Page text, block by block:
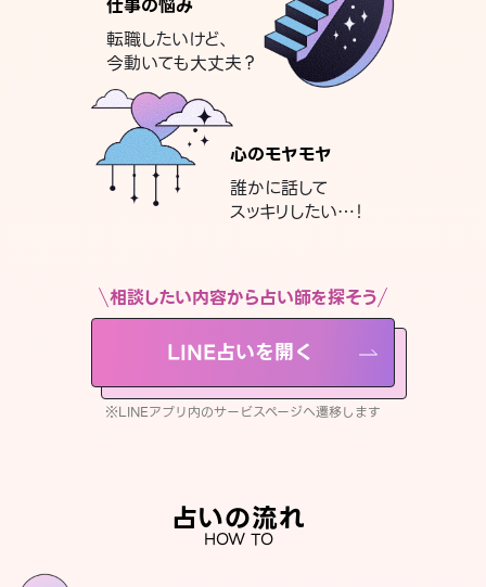
仕事の悩み
転職したいけど、
今動いても大丈夫？
心のモヤモヤ
誰かに話して
スッキリしたい…！
相談したい内容から占い師を探そう
LINE占いを開く
※LINEアプリ内のサービスページへ遷移します
占いの流れ
HOW TO